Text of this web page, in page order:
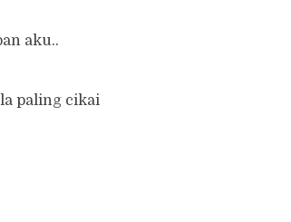
aku..
paling cikai